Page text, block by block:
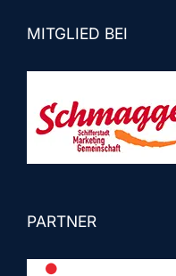
MITGLIED BEI
PARTNER